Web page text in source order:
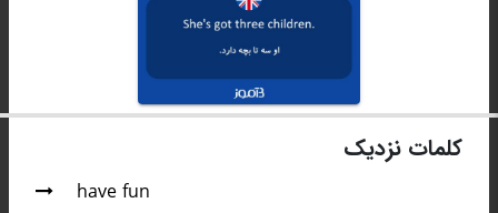
کلمات نزدیک
have fun